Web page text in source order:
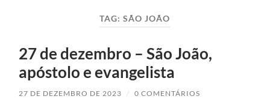
TAG:SÃO JOÃO
27 de dezembro – São João,
apóstolo e evangelista
27 DE DEZEMBRO DE 2023 / 0 COMENTÁRIOS